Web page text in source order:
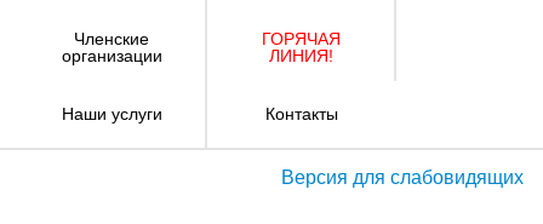
Членские
организации
ГОРЯЧАЯ
ЛИНИЯ!
Наши услуги Контакты
Версия для слабовидящих